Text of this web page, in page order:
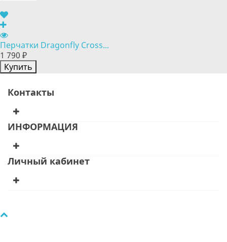
Перчатки Dragonfly Cross...
1 790 ₽
Купить
Контакты
ИНФОРМАЦИЯ
Личный кабинет